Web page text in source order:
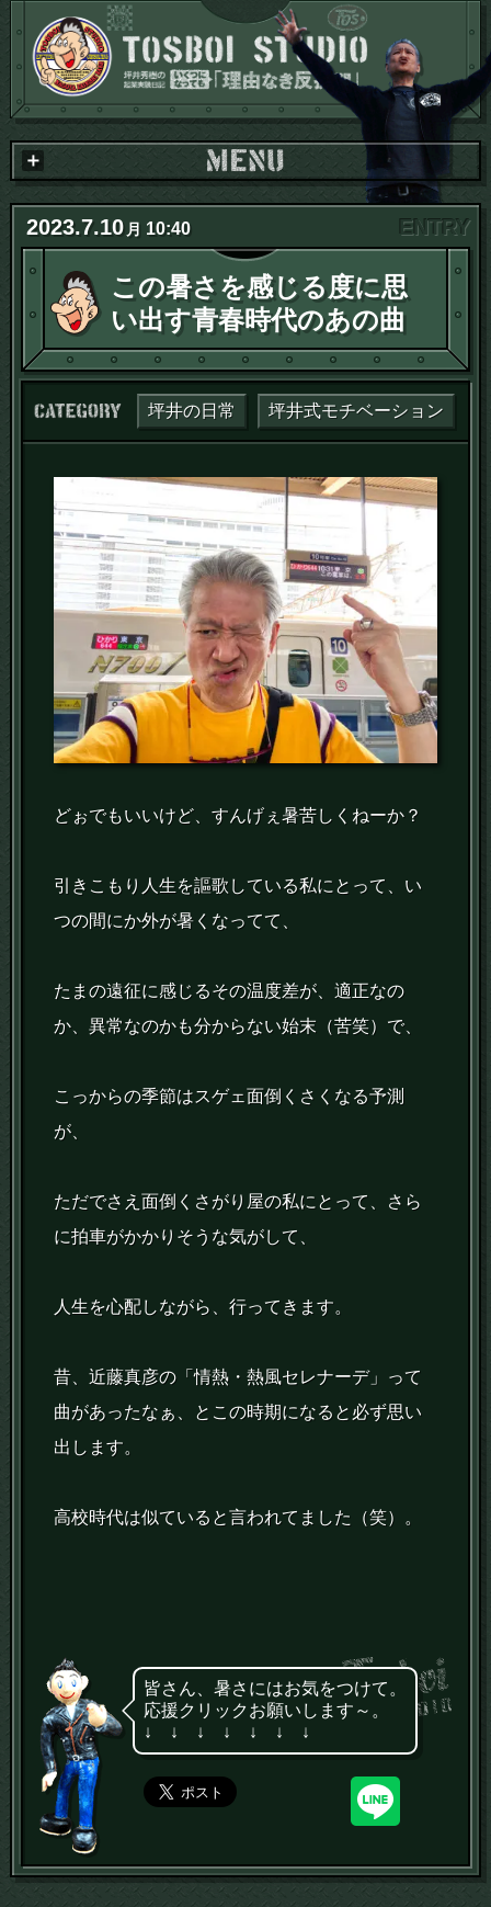
2023.7.10 月 10:40
この暑さを感じる度に思
い出す青春時代のあの曲
カテゴリー：
坪井の日常 坪井式モチベーション
どぉでもいいけど、すんげぇ暑苦しくねーか？
引きこもり人生を謳歌している私にとって、い
つの間にか外が暑くなってて、
たまの遠征に感じるその温度差が、適正なの
か、異常なのかも分からない始末（苦笑）で、
こっからの季節はスゲェ面倒くさくなる予測
が、
ただでさえ面倒くさがり屋の私にとって、さら
に拍車がかかりそうな気がして、
人生を心配しながら、行ってきます。
昔、近藤真彦の「情熱・熱風セレナーデ」って
曲があったなぁ、とこの時期になると必ず思い
出します。
高校時代は似ていると言われてました（笑）。
皆さん、暑さにはお気をつけて。
応援クリックお願いします～。
↓ ↓ ↓ ↓ ↓ ↓ ↓